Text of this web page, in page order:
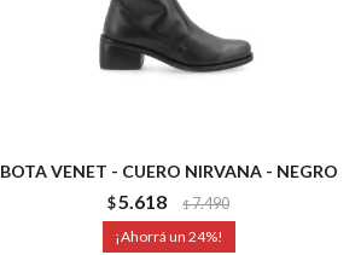
BOTA VENET - CUERO NIRVANA - NEGRO
$5.618 $7.490
24